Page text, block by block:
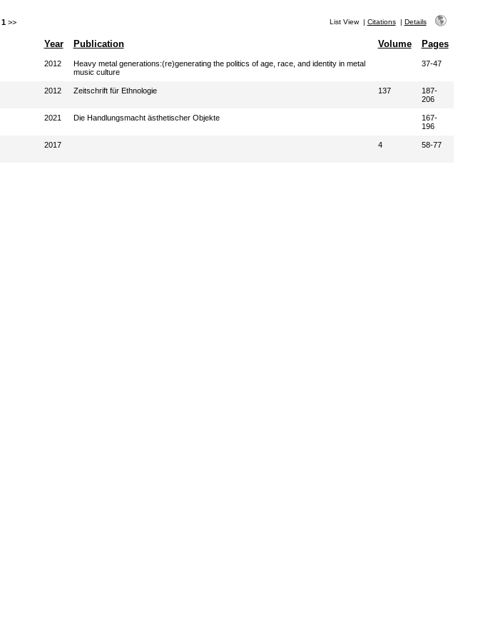
1 >> List View| Citations| Details
Year Publication Volume Pages
2012
Heavy metal generations:(re)generating the politics of age, race, and identity in metal
music culture
37-47
2012 Zeitschrift für Ethnologie 137
187-
206
2021 Die Handlungsmacht ästhetischer Objekte
167-
196
2017 4 58-77